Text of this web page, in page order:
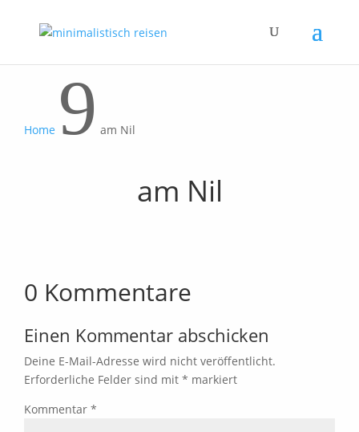
Home 9 am Nil
am Nil
0 Kommentare
Einen Kommentar abschicken
Deine E-Mail-Adresse wird nicht veröffentlicht.
Erforderliche Felder sind mit * markiert
Kommentar *